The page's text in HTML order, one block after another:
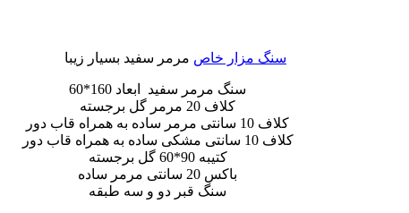
سنگ مزار خاص مرمر سفید بسیار زیبا
سنگ مرمر سفید ابعاد 160*60
کلاف 20 مرمر گل برجسته
کلاف 10 سانتی مرمر ساده به همراه قاب دور
کلاف 10 سانتی مشکی ساده به همراه قاب دور
کتیبه 90*60 گل برجسته
باکس 20 سانتی مرمر ساده
سنگ قبر دو و سه طبقه